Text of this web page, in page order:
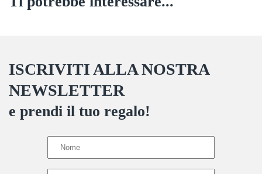
ISCRIVITI ALLA NOSTRA
NEWSLETTER
e prendi il tuo regalo!